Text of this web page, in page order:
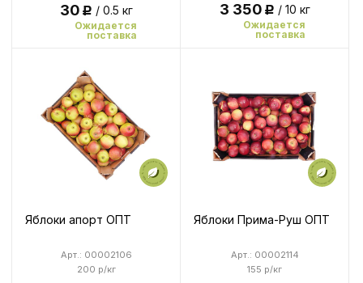
30Р / 0.5 кг
Ожидается
поставка
3 350Р / 10 кг
Ожидается
поставка
Яблоки апорт ОПТ
200 р/кг
Арт.: 00002106
Яблоки Прима-Руш ОПТ
155 р/кг
Арт.: 00002114